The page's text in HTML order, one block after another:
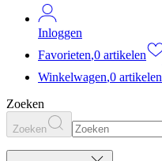
Inloggen
Favorieten,0 artikelen
Winkelwagen,0 artikelen
Zoeken
Zoeken